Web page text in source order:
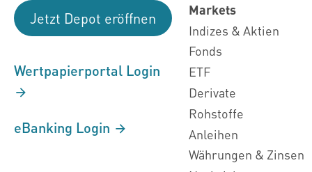
Jetzt Depot eröffnen
Wertpapierportal Login
eBanking Login
Markets
Indizes & Aktien
Fonds
ETF
Derivate
Rohstoffe
Anleihen
Währungen & Zinsen